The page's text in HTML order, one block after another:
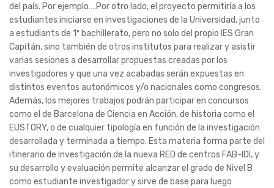
del país. Por ejemplo….Por otro lado, el proyecto permitiría a los
estudiantes iniciarse en investigaciones de la Universidad, junto
a estudiants de 1º bachillerato, pero no solo del propio IES Gran
Capitán, sino también de otros institutos para realizar y asistir
varias sesiones a desarrollar propuestas creadas por los
investigadores y que una vez acabadas serán expuestas en
distintos eventos autonómicos y/o nacionales como congresos.
Además, los mejores trabajos podrán participar en concursos
como el de Barcelona de Ciencia en Acción, de historia como el
EUSTORY, o de cualquier tipología en función de la investigación
desarrollada y terminada a tiempo. Esta materia forma parte del
itinerario de investigación de la nueva RED de centros FAB-IDI, y
su desarrollo y evaluación permite alcanzar el grado de Nivel B
como estudiante investigador y sirve de base para luego